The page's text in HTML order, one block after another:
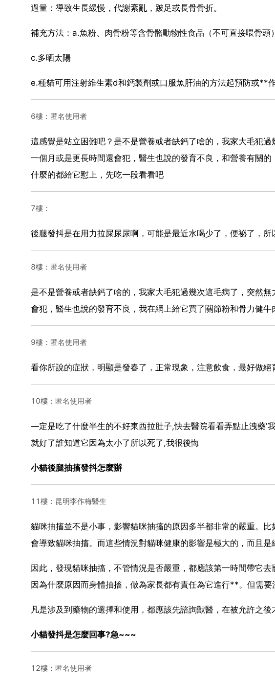
過量：導致生長緩慢，代謝紊亂，跛足或長骨骨折。
補充方法：a.魚粉、肉骨粉等含骨骼動物性食品（不可直接喂骨頭
c.多晒太陽
e.種貓可用注射維生素d和鈣製劑或口服魚肝油的方法起預防或**作
6樓：匿名使用者
這感覺是站立困難吧？是不是營養或者缺鈣了啥的，我家大毛犯
一個月或是更長時間還會犯，醫生也說的發育不良，和營養有關
什麼的都給它懟上，先吃一段看看吧
7樓：
後腿發抖是在用力拉屎尿尿啊，可能是最近水喝少了，便祕了，所
8樓：匿名使用者
是不是營養或者缺鈣了啥的，我家大毛犯過幾次這毛病了，突然
會犯，醫生也說的發育不良，我在網上給它買了關節粉和骨力健
9樓：匿名使用者
看你所說的症狀，明顯是發春了，正常現象，注意飲食，最好做
10樓：匿名使用者
—定是吃了什麼半生的不好東西拉肚子,快去醫院看看弄點止洩藥'
就好了誰知道它因為太小了所以死了,我很後悔
小貓後腿抽搐發抖怎麼辦
11樓：昆明李作梅醫生
貓咪抽搐並不是小事，影響貓咪抽搐的原因多半都非常的嚴重。
會導致貓咪抽搐。而這些情況對貓咪健康的影響是極大的，而且是
因此，發現貓咪抽搐，不管情況是否嚴重，都應該第一時間帶它
因為什麼原因而身體抽搐，做為家長都有責任為它進行**。但需要
凡是涉及到藥物的選擇和使用，都應該先諮詢獸醫，在被允許之後
小貓發抖是怎麼回事?急~~~
12樓：匿名使用者